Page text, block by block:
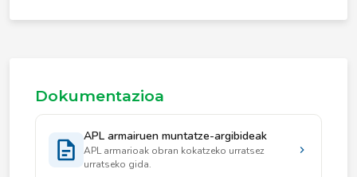
Dokumentazioa
APL armairuen muntatze-argibideak
APL armarioak obran kokatzeko urratsez
urratseko gida.